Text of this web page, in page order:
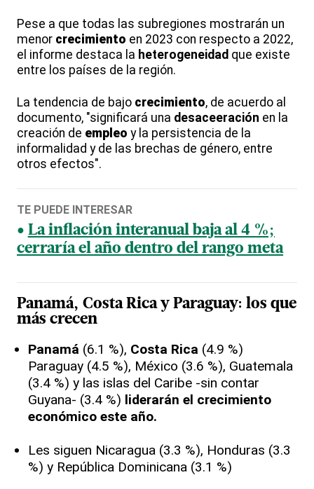
Pese a que todas las subregiones mostrarán un
menor crecimiento en 2023 con respecto a 2022,
el informe destaca la heterogeneidad que existe
entre los países de la región.
La tendencia de bajo crecimiento, de acuerdo al
documento, "significará una desaceeración en la
creación de empleo y la persistencia de la
informalidad y de las brechas de género, entre
otros efectos".
TE PUEDE INTERESAR
La inflación interanual baja al 4 %;
cerraría el año dentro del rango meta
Panamá, Costa Ricay Paraguay: los que
más crecen
Panamá (6.1 %), Costa Rica (4.9 %)
Paraguay (4.5 %), México (3.6 %), Guatemala
(3.4 %) y las islas del Caribe -sin contar
Guyana- (3.4 %) liderarán el crecimiento
económico este año.
Les siguen Nicaragua (3.3 %), Honduras (3.3
%) y República Dominicana (3.1 %)